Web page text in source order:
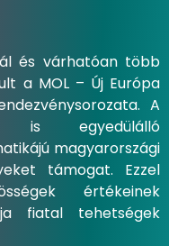
és várhatóan több
a MOL – Új Európa
A
is egyedülálló
magyarországi
támogat. Ezzel
értékeinek
fiatal tehetségek